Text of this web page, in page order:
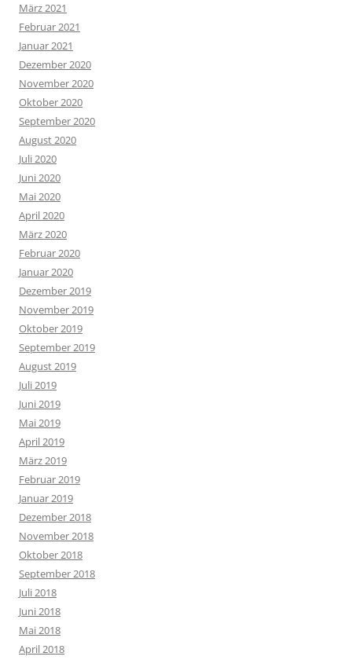
März 2021
Februar 2021
Januar 2021
Dezember 2020
November 2020
Oktober 2020
September 2020
August 2020
Juli 2020
Juni 2020
Mai 2020
April 2020
März 2020
Februar 2020
Januar 2020
Dezember 2019
November 2019
Oktober 2019
September 2019
August 2019
Juli 2019
Juni 2019
Mai 2019
April 2019
März 2019
Februar 2019
Januar 2019
Dezember 2018
November 2018
Oktober 2018
September 2018
Juli 2018
Juni 2018
Mai 2018
April 2018